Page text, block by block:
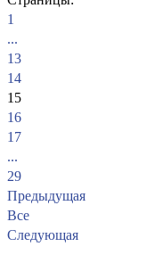
1
...
13
14
15
16
17
...
29
Предыдущая
Все
Следующая